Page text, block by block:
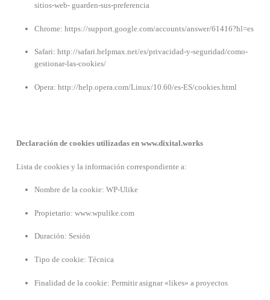
sitios-web- guarden-sus-preferencia
Chrome: https://support.google.com/accounts/answer/61416?hl=es
Safari: http://safari.helpmax.net/es/privacidad-y-seguridad/como-
gestionar-las-cookies/
Opera: http://help.opera.com/Linux/10.60/es-ES/cookies.html
Declaración de cookies utilizadas en www.dixital.works
Lista de cookies y la información correspondiente a:
Nombre de la cookie: WP-Ulike
Propietario: www.wpulike.com
Duración: Sesión
Tipo de cookie: Técnica
Finalidad de la cookie: Permitir asignar «likes» a proyectos